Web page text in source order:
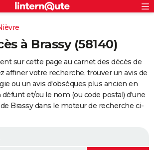
ville
à Brassy (58140)
sur cette page au carnet des décès de
affiner votre recherche, trouver un avis de
ou un avis d'obsèques plus ancien en
et/ou le nom (ou code postal) d'une
Brassy dans le moteur de recherche ci-